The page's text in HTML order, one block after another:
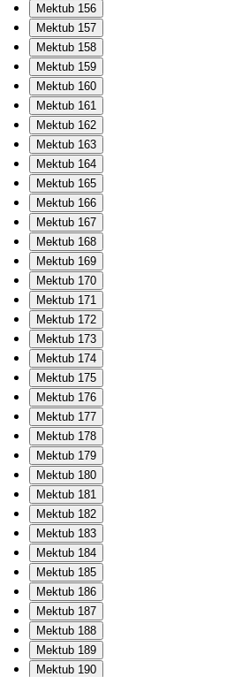
Mektub 156
Mektub 157
Mektub 158
Mektub 159
Mektub 160
Mektub 161
Mektub 162
Mektub 163
Mektub 164
Mektub 165
Mektub 166
Mektub 167
Mektub 168
Mektub 169
Mektub 170
Mektub 171
Mektub 172
Mektub 173
Mektub 174
Mektub 175
Mektub 176
Mektub 177
Mektub 178
Mektub 179
Mektub 180
Mektub 181
Mektub 182
Mektub 183
Mektub 184
Mektub 185
Mektub 186
Mektub 187
Mektub 188
Mektub 189
Mektub 190